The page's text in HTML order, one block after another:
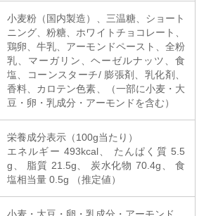
小麦粉（国内製造）、三温糖、ショート
ニング、粉糖、ホワイトチョコレート、
鶏卵、牛乳、アーモンドペースト、全粉
乳、マーガリン、ヘーゼルナッツ、食
塩、コーンスターチ/ 膨張剤、乳化剤、
香料、カロテン色素、（一部に小麦・大
豆・卵・乳成分・アーモンドを含む）
栄養成分表示（100g当たり）
エネルギー 493kcal、 たんぱく質 5.5
g、 脂質 21.5g、 炭水化物 70.4g、 食
塩相当量 0.5g （推定値）